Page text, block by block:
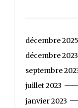
décembre 2025
décembre 2023
septembre
juillet 2023
janvier 2023